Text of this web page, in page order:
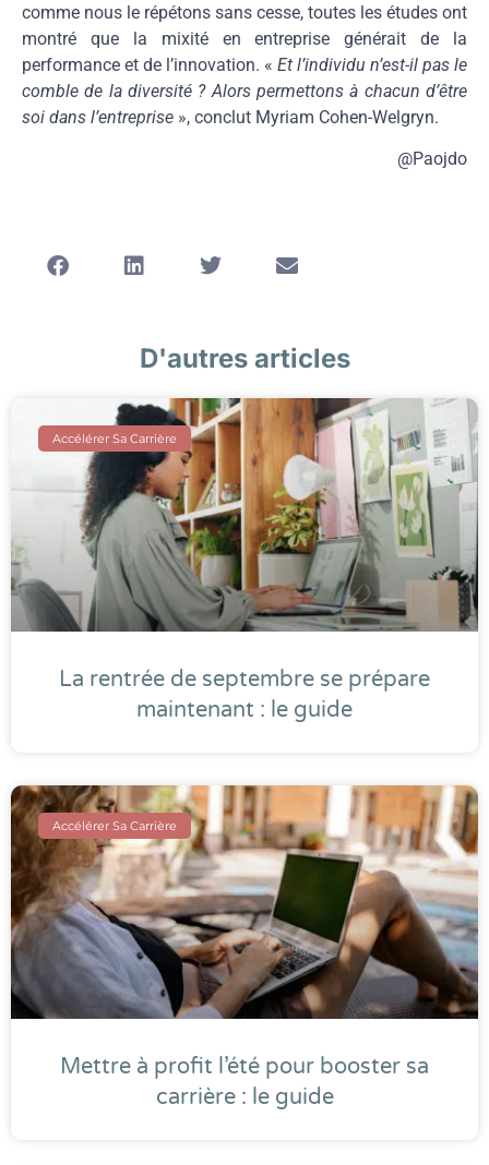
comme nous le répétons sans cesse, toutes les études ont
montré que la mixité en entreprise générait de la
performance et de l’innovation. « Et l’individu n’est-il pas le
comble de la diversité ? Alors permettons à chacun d’être
soi dans l’entreprise », conclut Myriam Cohen-Welgryn.
@Paojdo
D'autres articles
Accélérer Sa Carrière
La rentrée de septembre se prépare
maintenant : le guide
Accélérer Sa Carrière
Mettre à profit l’été pour booster sa
carrière : le guide